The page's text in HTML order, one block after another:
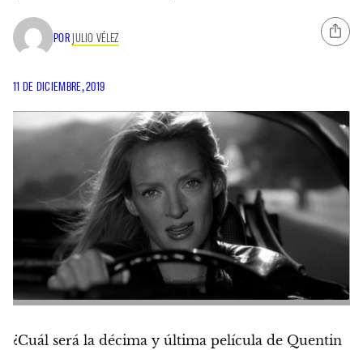
POR JULIO VÉLEZ
11 DE DICIEMBRE, 2019
¿Cuál será la décima y última película de Quentin